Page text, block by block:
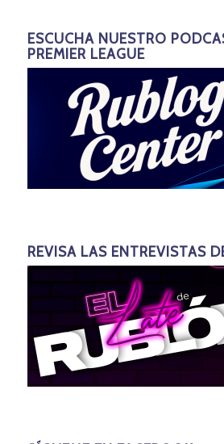
ESCUCHA NUESTRO
PREMIER LEAGUE
REVISA LAS ENTREVISTAS